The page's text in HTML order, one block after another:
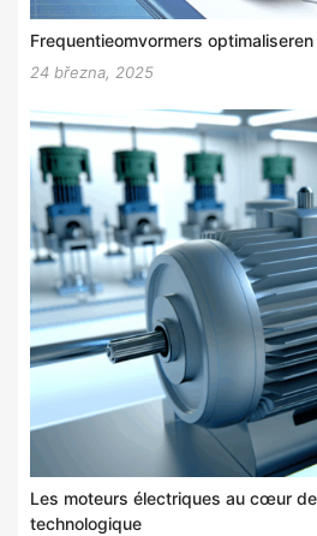
Frequentieomvormers
24 března, 2025
Les moteurs électriques au cœur de
technologique